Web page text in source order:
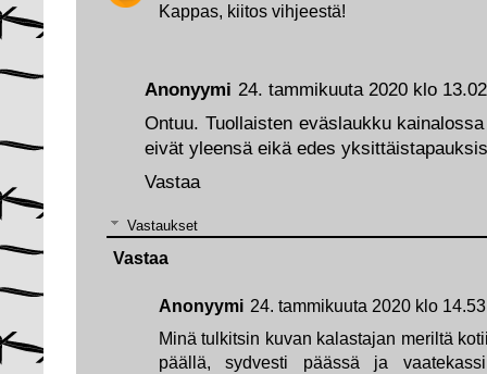
Anonyymi 24. tammikuuta 2020 klo 13.02
Ontuu. Tuollaisten eväslaukku
eivät yleensä eikä edes
Vastaa
Vastaukset
Anonyymi 24. tammikuuta 2020 klo 14.53
Minä tulkitsin kuvan kalastajan meriltä
päällä, sydvesti päässä ja
Vastaa
Kappas, kiitos vihjeestä!